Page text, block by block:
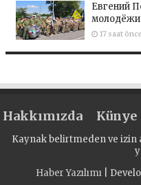
Евгений
молодёжи
17 saat önce
Hakkımızda Künye
Kaynak belirtmeden ve izin
Haber Yazılımı|